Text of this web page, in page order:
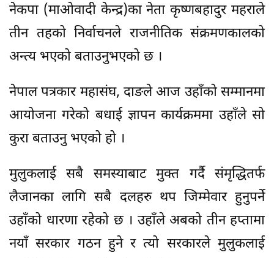
नेकपा (माओवादी केन्द्र)का नेता कृष्णबहादुर महराले
तीन तहको निर्वाचनले राजनीतिक संक्रमणकालको
अन्त्य भएको बताउनुभएको छ ।
नेपाल पत्रकार महासंघ, दाङले आज उहाँको सम्मानमा
आयोजना गरेको बधाई ज्ञापन कार्यक्रममा उहाँले सो
कुरा बताउनु भएको हो ।
मुलुकलाई सबै समस्याबाट मुक्त गर्दै संमृद्धितर्फ
लैजानका लागि सबै दलहरु थप जिम्मेवार हुनुपर्ने
उहाँको धारणा रहेको छ । उहाँले अबको तीन हप्तामा
नयाँ सरकार गठन हुने र त्यो सरकारले मुलुकलाई